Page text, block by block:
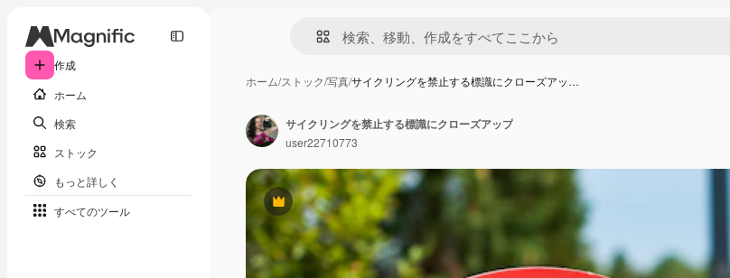
作成
ホーム
検索
ストック
もっと詳しく
すべてのツール
ホーム/ストック/写真/サイクリングを禁止する標識にクローズアッ…
Premium
サイクリングを禁止する標識にクローズアップ
user22710773